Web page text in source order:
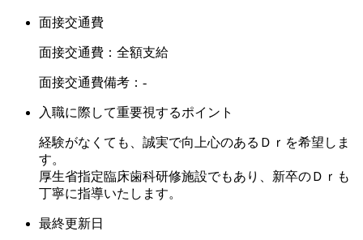
面接交通費
面接交通費：全額支給
面接交通費備考：-
入職に際して重要視するポイント
経験がなくても、誠実で向上心のあるＤｒを希望しま
す。
厚生省指定臨床歯科研修施設でもあり、新卒のＤｒも
丁寧に指導いたします。
最終更新日